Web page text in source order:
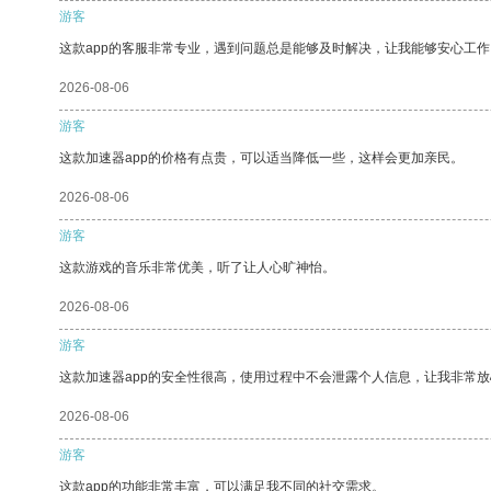
游客
这款app的客服非常专业，遇到问题总是能够及时解决，让我能够安心工
2026-08-06
游客
这款加速器app的价格有点贵，可以适当降低一些，这样会更加亲民。
2026-08-06
游客
这款游戏的音乐非常优美，听了让人心旷神怡。
2026-08-06
游客
这款加速器app的安全性很高，使用过程中不会泄露个人信息，让我非常
2026-08-06
游客
这款app的功能非常丰富，可以满足我不同的社交需求。